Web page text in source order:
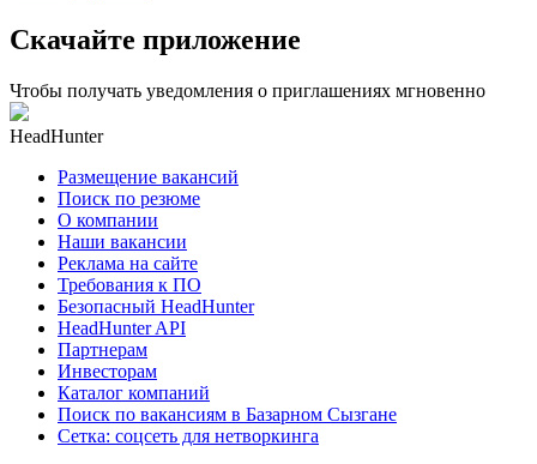
Скачайте приложение
Чтобы получать уведомления о приглашениях мгновенно
HeadHunter
Размещение вакансий
Поиск по резюме
О компании
Наши вакансии
Реклама на сайте
Требования к ПО
Безопасный HeadHunter
HeadHunter API
Партнерам
Инвесторам
Каталог компаний
Поиск по вакансиям в Базарном Сызгане
Сетка: соцсеть для нетворкинга